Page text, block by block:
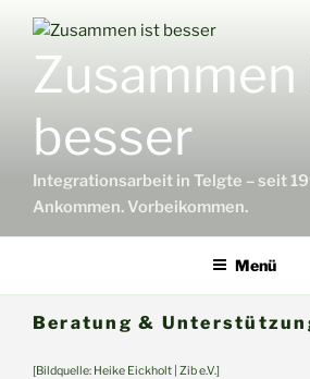
Inhalt
springenZusammen
besser
Integrationsarbeit in Telgte – seit
Ankommen. Vorbeikommen.
Menü
Beratung &
[Bildquelle: Heike Eickholt | Zib e.V.]